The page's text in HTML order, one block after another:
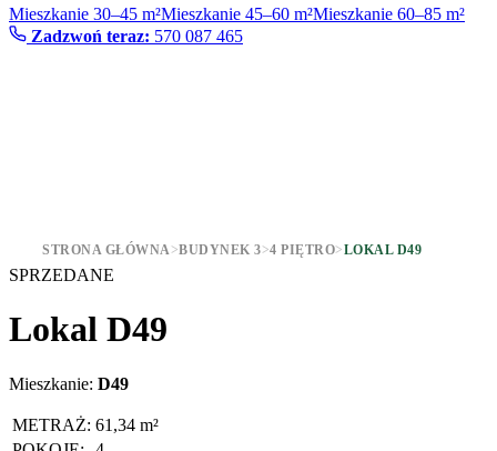
Mieszkanie 30–45 m²Mieszkanie 45–60 m²Mieszkanie 60–85 m²
Zadzwoń teraz: 570 087 465
STRONA GŁÓWNA>BUDYNEK 3>4 PIĘTRO>LOKAL D49
SPRZEDANE
Lokal D49
Mieszkanie: D49
METRAŻ: 61,34 m²